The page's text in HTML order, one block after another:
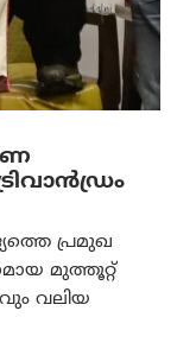
പ്രമുഖ
മുത്തൂറ്റ്
വലിയ